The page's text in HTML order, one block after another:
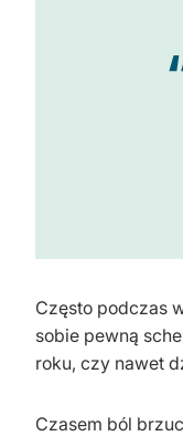
Często podczas
sobie pewną
roku, czy nawet
Czasem ból